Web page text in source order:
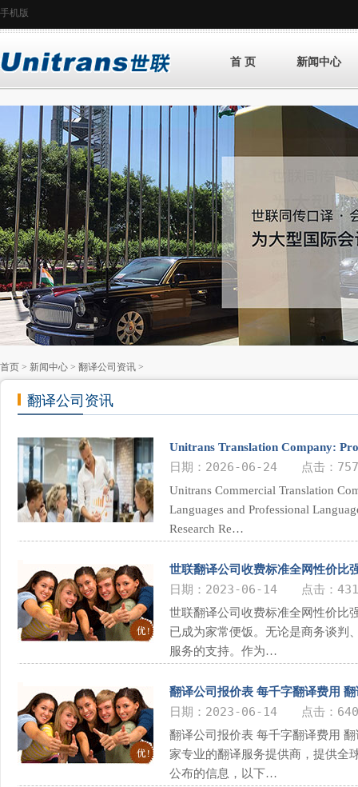
手机版
首 页 新闻中心
首页 > 新闻中心 > 翻译公司资讯 >
翻译公司资讯
Unitrans Translation Company:
日期：2026-06-24 点击：
Unitrans Commercial Translation
Languages and Professional
Research Re…
世联翻译公司收费标准全网性价比
日期：2023-06-14 点击：
世联翻译公司收费标准全网性价比
已成为家常便饭。无论是商务谈判
服务的支持。作为…
翻译公司报价表 每千字翻译费用
日期：2023-06-14 点击：
翻译公司报价表 每千字翻译费用
家专业的翻译服务提供商，提供全
公布的信息，以下…